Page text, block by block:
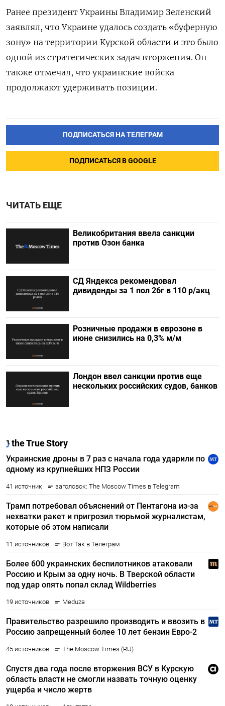
Ранее президент Украины Владимир Зеленский
заявлял, что Украине удалось создать «буферную
зону» на территории Курской области и это было
одной из стратегических задач вторжения. Он
также отмечал, что украинские войска
продолжают удерживать позиции.
ПОДПИСАТЬСЯ НА ТЕЛЕГРАМ
ПОДПИСАТЬСЯ В GOOGLE
ЧИТАТЬ ЕЩЕ
Великобритания ввела санкции
против Озон банка
СД Яндекса рекомендовал
дивиденды за 1 пол 26г в 110 р/акц
Розничные продажи в еврозоне в
июне снизились на 0,3% м/м
Лондон ввел санкции против еще
нескольких российских судов, банков